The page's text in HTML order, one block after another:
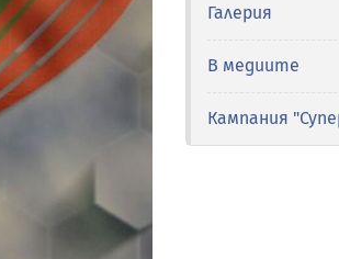
Галерия
В медиите
Кампания